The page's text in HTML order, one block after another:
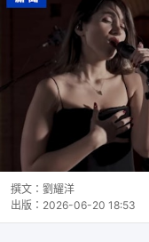
撰文： 劉耀洋
出版： 2026-06-20 18:53